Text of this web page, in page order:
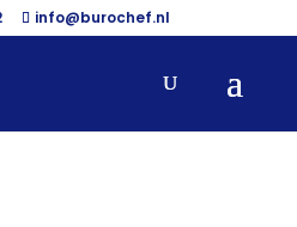
info@burochef.nl